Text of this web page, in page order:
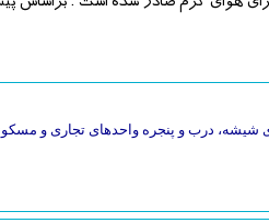
دقیقه فاصله دارد. تعمیر فوری شیشه، درب و پنجره واحدهای تجاری و